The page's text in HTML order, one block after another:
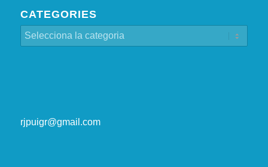
CATEGORIES
Categories
rjpuigr@gmail.com